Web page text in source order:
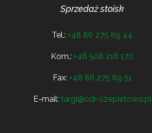
Sprzedaż stoisk
Tel.: +48 86 275 89 44
Kom.: +48 508 216 170
Fax: +48 86 275 89 51
E-mail: targi@odr-szepietowo.pl